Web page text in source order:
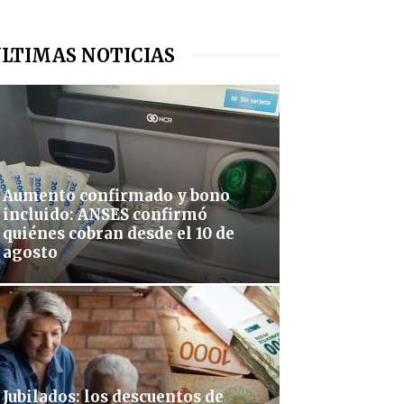
NOTICIAS
Aumento confirmado y bono
incluido: ANSES confirmó
quiénes cobran desde el 10 de
agosto
Jubilados: los descuentos de